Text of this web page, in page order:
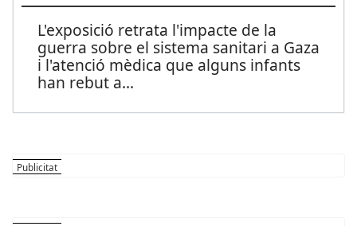
L'exposició retrata l'impacte de la
guerra sobre el sistema sanitari a Gaza
i l'atenció mèdica que alguns infants
han rebut a...